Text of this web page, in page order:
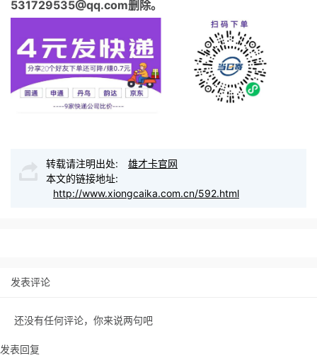
531729535@qq.com删除。
转载请注明出处:
雄才卡官网
本文的链接地址:
http://www.xiongcaika.com.cn/592.html
发表评论
还没有任何评论，你来说两句吧
发表回复